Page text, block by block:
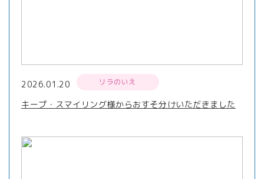
2026.01.20 リラのいえ
キープ・スマイリング様からおすそ分けいただきました